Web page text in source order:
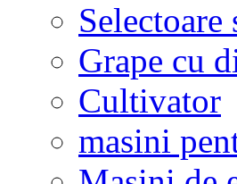
Selectoare
Grape cu
Cultivator
masini